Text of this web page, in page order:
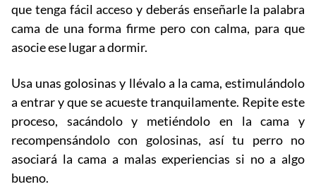
que tenga fácil acceso y deberás enseñarle la palabra
cama de una forma firme pero con calma, para que
asocie ese lugar a dormir.
Usa unas golosinas y llévalo a la cama, estimulándolo
a entrar y que se acueste tranquilamente. Repite este
proceso, sacándolo y metiéndolo en la cama y
recompensándolo con golosinas, así tu perro no
asociará la cama a malas experiencias si no a algo
bueno.